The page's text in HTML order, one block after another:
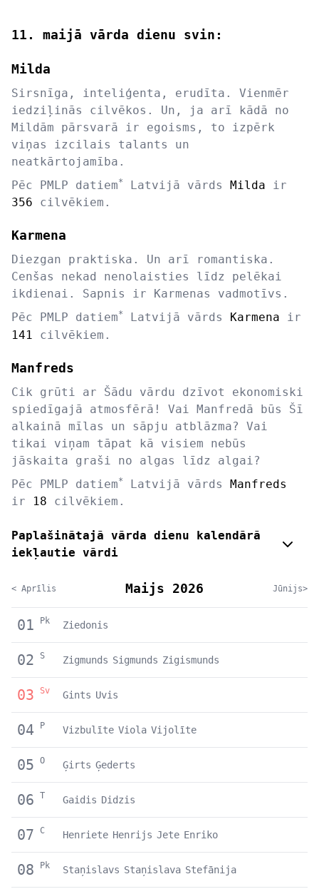
11. maijā vārda dienu svin:
Milda
Sirsnīga, inteliģenta, erudīta. Vienmēr
iedziļinās cilvēkos. Un, ja arī kādā no
Mildām pārsvarā ir egoisms, to izpērk
viņas izcilais talants un
neatkārtojamība.
Pēc PMLP datiem* Latvijā vārds Milda ir
356 cilvēkiem.
Karmena
Diezgan praktiska. Un arī romantiska.
Cenšas nekad nenolaisties līdz pelēkai
ikdienai. Sapnis ir Karmenas vadmotīvs.
Pēc PMLP datiem* Latvijā vārds Karmena ir
141
cilvēkiem.
Manfreds
Cik grūti ar Šādu vārdu dzīvot ekonomiski
spiedīgajā atmosfērā! Vai Manfredā būs Šī
alkainā mīlas un sāpju atblāzma? Vai
tikai viņam tāpat kā visiem nebūs
jāskaita graši no algas līdz algai?
Pēc PMLP datiem* Latvijā vārds Manfreds
ir
18 cilvēkiem.
Paplašinātajā vārda dienu kalendārā
iekļautie vārdi
< Aprīlis Maijs 2026 Jūnijs>
01 Pk Ziedonis
02 S Zigmunds Sigmunds Zigismunds
03 Sv Gints Uvis
04 P Vizbulīte Viola Vijolīte
05 O Ģirts Ģederts
06 T Gaidis Didzis
07 C Henriete Henrijs Jete Enriko
08 Pk Staņislavs Staņislava Stefānija